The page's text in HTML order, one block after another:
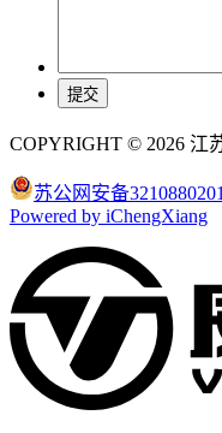
COPYRIGHT © 2026 江
苏公网安备
Powered by iChengXiang